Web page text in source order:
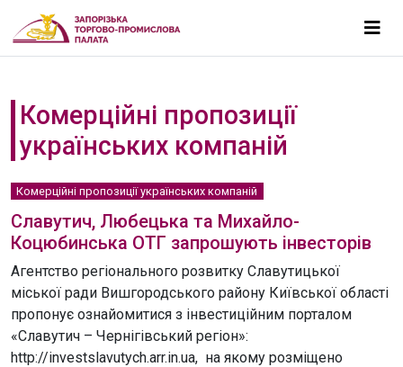
Комерційні пропозиції
українських компаній
Комерційні пропозиції українських компаній
Славутич, Любецька та Михайло-
Коцюбинська ОТГ запрошують інвесторів
Агентство регіонального розвитку Славутицької
міської ради Вишгородського району Київської області
пропонує ознайомитися з інвестиційним порталом
«Славутич – Чернігівський регіон»:
http://investslavutych.arr.in.ua, на якому розміщено